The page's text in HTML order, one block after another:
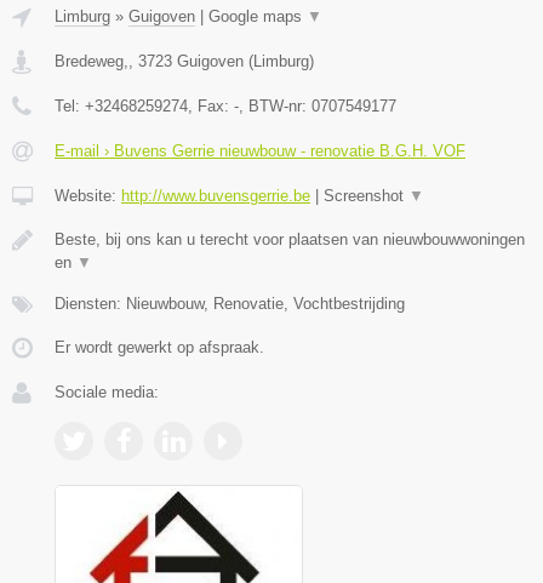
Limburg » Guigoven | Google maps ▼
Bredeweg, 3723 Guigoven (Limburg)
Tel: +32468259274 , Fax: - , BTW-nr: 0707549177
E-mail › Buvens Gerrie nieuwbouw - renovatie B.G.H. VOF
Website: http://www.buvensgerrie.be | Screenshot ▼
Beste, bij ons kan u terecht voor plaatsen van nieuwbouwwoningen
en ▼
Diensten: Nieuwbouw, Renovatie, Vochtbestrijding
Er wordt gewerkt op afspraak.
Sociale media: